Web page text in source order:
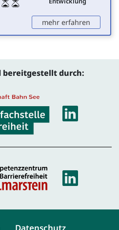
mehr erfahren
bereitgestellt durch: